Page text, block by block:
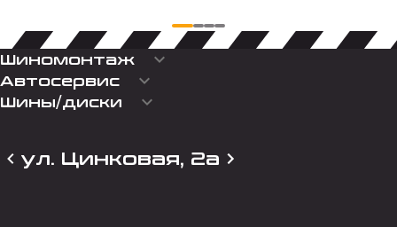
Шиномонтаж keyboard_arrow_down
Автосервис keyboard_arrow_down
Шины/диски keyboard_arrow_down
ул. Цинковая, 2а